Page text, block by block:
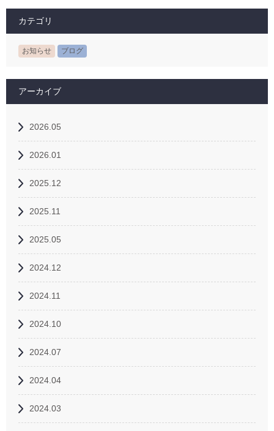
カテゴリ
お知らせ ブログ
アーカイブ
2026.05
2026.01
2025.12
2025.11
2025.05
2024.12
2024.11
2024.10
2024.07
2024.04
2024.03